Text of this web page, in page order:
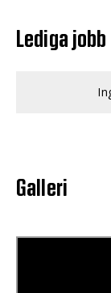
Lediga jobb
Galleri